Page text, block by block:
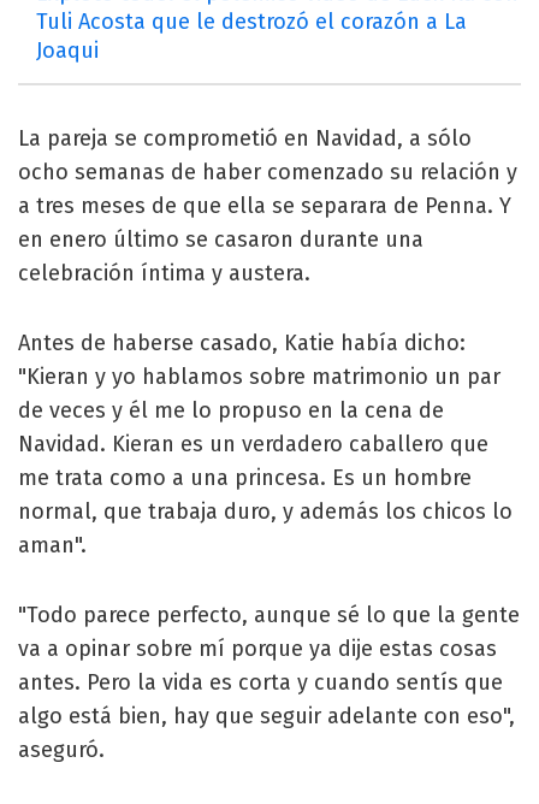
Tuli Acosta que le destrozó el corazón a La
Joaqui
La pareja se comprometió en Navidad, a sólo
ocho semanas de haber comenzado su relación y
a tres meses de que ella se separara de Penna. Y
en enero último se casaron durante una
celebración íntima y austera.
Antes de haberse casado, Katie había dicho:
"Kieran y yo hablamos sobre matrimonio un par
de veces y él me lo propuso en la cena de
Navidad. Kieran es un verdadero caballero que
me trata como a una princesa. Es un hombre
normal, que trabaja duro, y además los chicos lo
aman".
"Todo parece perfecto, aunque sé lo que la gente
va a opinar sobre mí porque ya dije estas cosas
antes. Pero la vida es corta y cuando sentís que
algo está bien, hay que seguir adelante con eso",
aseguró.